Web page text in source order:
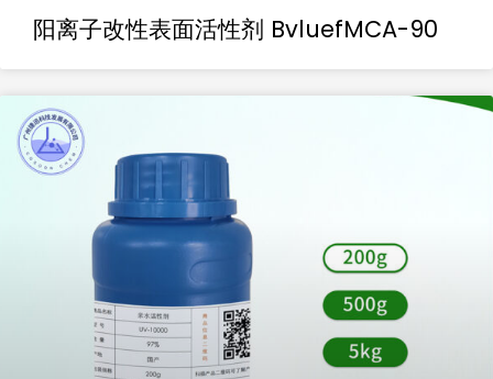
阳离子改性表面活性剂 BvluefMCA-90